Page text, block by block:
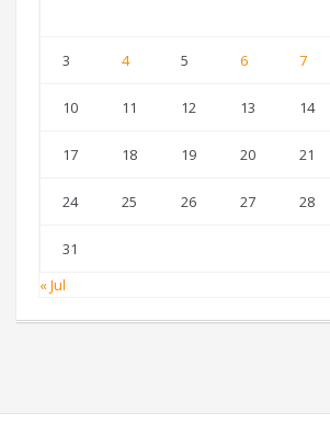
3 4 5 6 7
10 11 12 13 14
17 18 19 20 21
24 25 26 27 28
31
« Jul